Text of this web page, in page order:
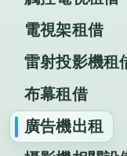
電視架租借
雷射投影機租
布幕租借
廣告機出租